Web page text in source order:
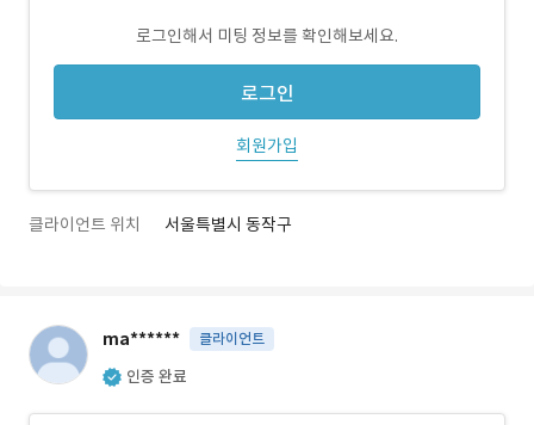
로그인해서 미팅 정보를 확인해보세요.
로그인
회원가입
클라이언트 위치 서울특별시 동작구
ma****** 클라이언트
인증 완료